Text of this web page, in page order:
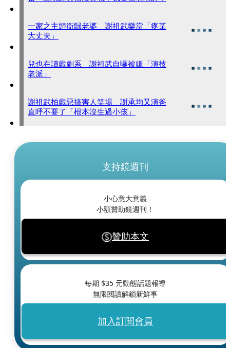
一家之主頭銜歸老婆 謝祖武樂當「疼某
大丈夫」
兒也在讀戲劇系 謝祖武自曝被嫌「演技
老派」
謝祖武拍戲惡搞害人笑場 謝承均又演爸
直呼不要了「根本沒生過小孩」
支持鏡週刊
小心意大意義
小額贊助鏡週刊！
贊助本文
每期 $35 元動態話題報導
無限閱讀解鎖新鮮事
加入訂閱會員